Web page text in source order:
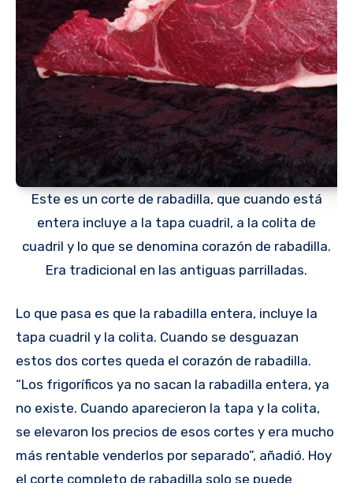
Este es un corte de rabadilla, que cuando está
entera incluye a la tapa cuadril, a la colita de
cuadril y lo que se denomina corazón de rabadilla.
Era tradicional en las antiguas parrilladas.
Lo que pasa es que la rabadilla entera, incluye la
tapa cuadril y la colita. Cuando se desguazan
estos dos cortes queda el corazón de rabadilla.
“Los frigoríficos ya no sacan la rabadilla entera, ya
no existe. Cuando aparecieron la tapa y la colita,
se elevaron los precios de esos cortes y era mucho
más rentable venderlos por separado”, añadió. Hoy
el corte completo de rabadilla solo se puede